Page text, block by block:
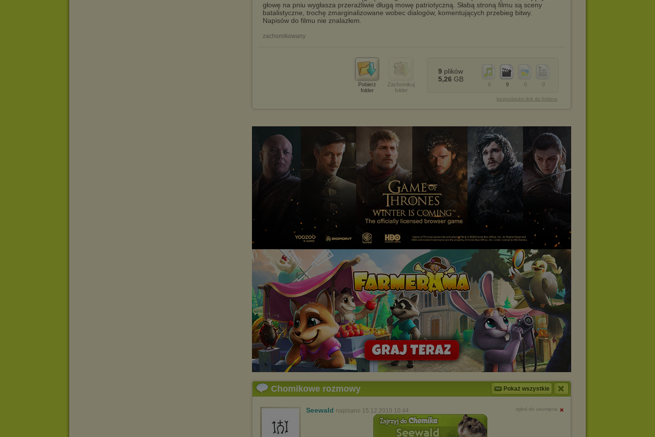
głowę na pniu wygłasza przeraźliwie długą mowę patriotyczną. Słabą stroną filmu są sceny
batalistyczne, trochę zmarginalizowane wobec dialogów, komentujących przebieg bitwy.
Napisów do filmu nie znalazłem.
zachomikowany
Pobierz
folder
Zachomikuj
folder
0
0
9
0
9 plików
5,26 GB
bezpośredni link do folderu
Chomikowe rozmowy Pokaż wszystkie
Seewald napisano 15.12.2010 10:44 zgłoś do usunięcia